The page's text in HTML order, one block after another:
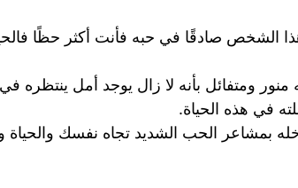
الشخص صادقًا في حبه فأنت أكثر حظًا
ومتفائل بأنه لا زال يوجد أمل ينتظره
في هذه الحياة.
بمشاعر الحب الشديد تجاه نفسك